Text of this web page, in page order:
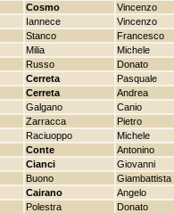
Cosmo Vincenzo
Iannece Vincenzo
Stanco Francesco
Milia Michele
Russo Donato
Cerreta Pasquale
Cerreta Andrea
Galgano Canio
Zarracca Pietro
Raciuoppo Michele
Conte Antonino
Cianci Giovanni
Buono Giambattista
Cairano Angelo
Polestra Donato